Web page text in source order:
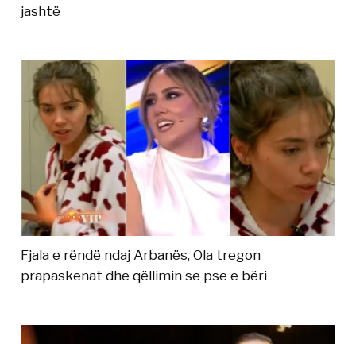
jashtë
Fjala e rëndë ndaj Arbanës, Ola tregon
prapaskenat dhe qëllimin se pse e bëri